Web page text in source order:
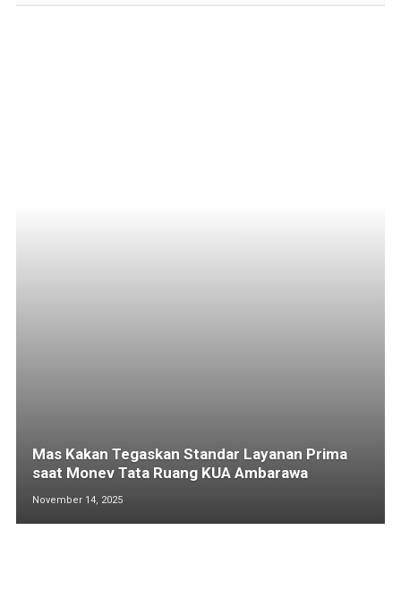
Mas Kakan Tegaskan Standar Layanan Prima
saat Monev Tata Ruang KUA Ambarawa
November 14, 2025